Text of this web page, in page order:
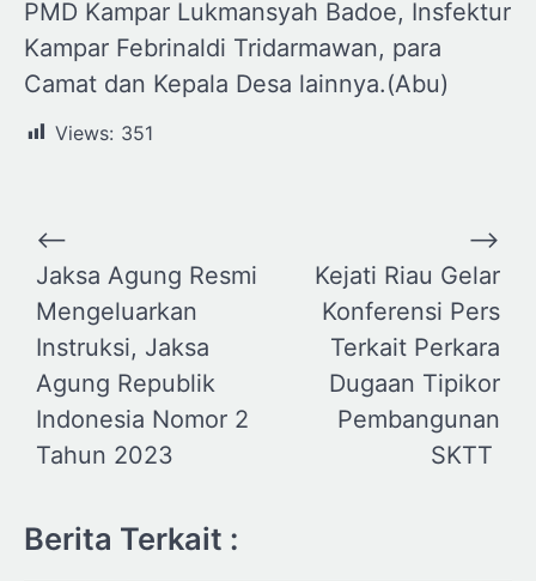
PMD Kampar Lukmansyah Badoe, Insfektur
Kampar Febrinaldi Tridarmawan, para
Camat dan Kepala Desa lainnya.(Abu)
Views: 351
Navigasi
pos
⟵
Jaksa Agung Resmi
Mengeluarkan
Instruksi, Jaksa
Agung Republik
Indonesia Nomor 2
Tahun 2023
Kejati Riau Gelar
Konferensi Pers
Terkait Perkara
Dugaan Tipikor
Pembangunan
SKTT
⟶
Berita Terkait :